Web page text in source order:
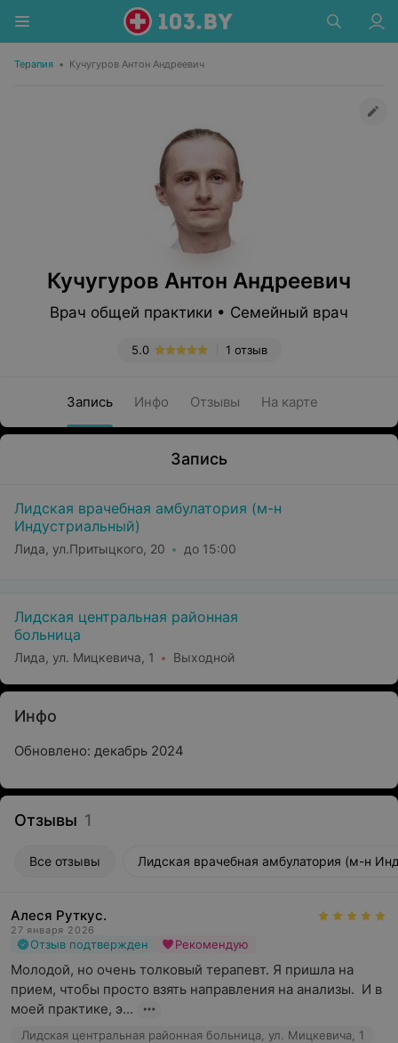
Терапия • Кучугуров Антон Андреевич
Кучугуров Антон Андреевич
Врач общей практики • Семейный врач
1 отзыв
5.0
Запись Инфо Отзывы На карте
Запись
Лидская врачебная амбулатория (м-н
Индустриальный)
Лида, ул.Притыцкого, 20 до 15:00
Лидская центральная районная
больница
Лида, ул. Мицкевича, 1 Выходной
Инфо
Обновлено: декабрь 2024
Отзывы 1
Все отзывы Лидская врачебная амбулатория (м-н
Алеся Руткус.
27 января 2026
Отзыв подтвержден Рекомендую
Молодой, но очень толковый терапевт. Я пришла на
прием, чтобы просто взять направления на анализы.  И в
моей практике, э...
Лидская центральная районная больница, ул. Мицкевича, 1